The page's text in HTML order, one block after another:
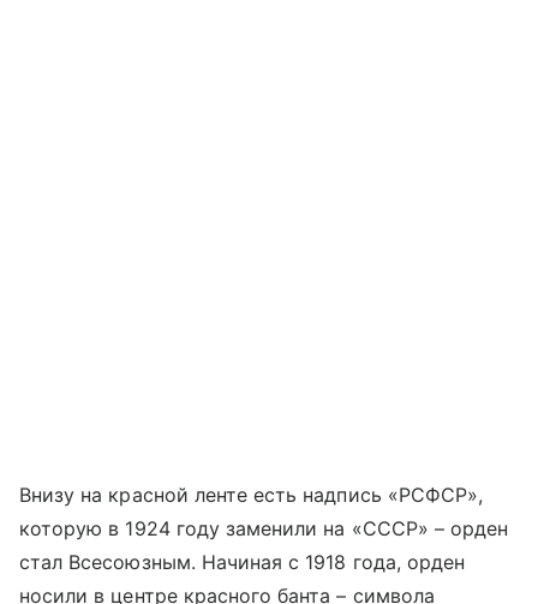
Внизу на красной ленте есть надпись «РСФСР»,
которую в 1924 году заменили на «СССР» – орден
стал Всесоюзным. Начиная с 1918 года, орден
носили в центре красного банта – символа